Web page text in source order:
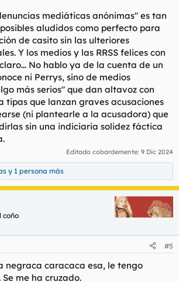
mediáticas anónimas" es tan
aludidos como perfecto para
de casito sin las ulteriores
Y los medios y las RRSS felices con
No hablo ya de la cuenta de un
ni Perrys, sino de medios
más serios" que dan altavoz con
tipas que lanzan graves acusaciones
(ni plantearle a la acusadora) que
sin una indiciaria solidez fáctica
Editado cobardemente: 9 Dic 2024
y 1 persona más
coño
#5
negraca caracaca esa, le tengo
me ha cruzado.